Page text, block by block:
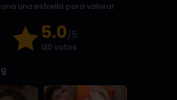
una estrella para valorar
5.0/5
120 votos